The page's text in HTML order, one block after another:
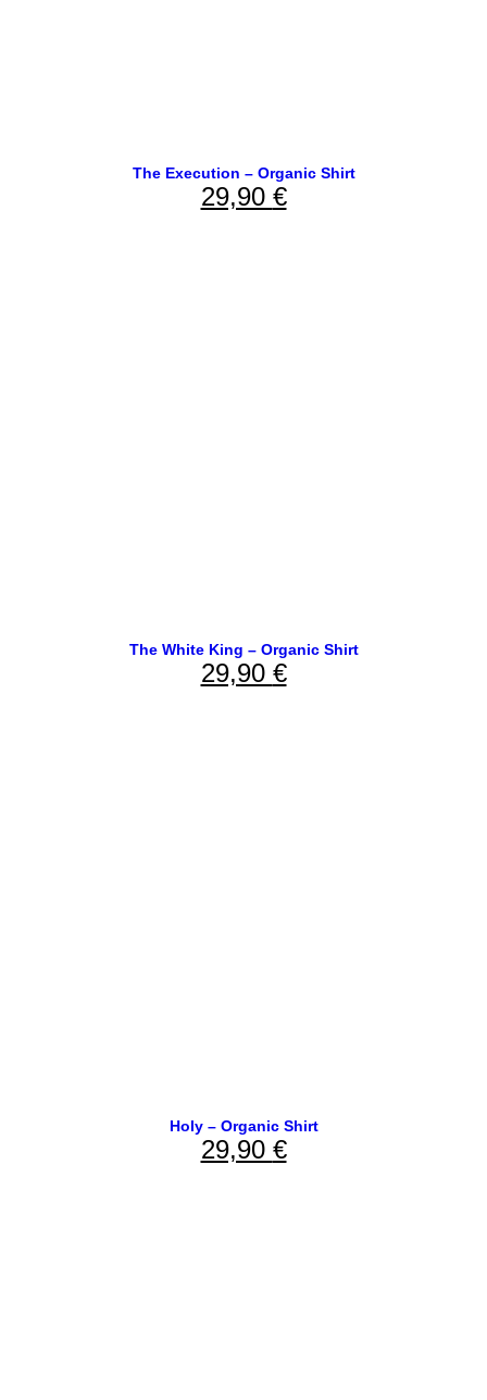
The Execution – Organic Shirt
29,90 €
The White King – Organic Shirt
29,90 €
Holy – Organic Shirt
29,90 €